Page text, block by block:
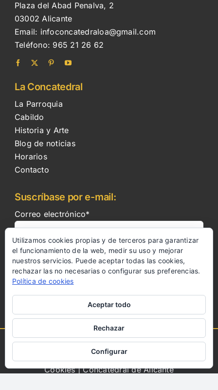
Plaza del Abad Penalva, 2
03002 Alicante
Email: infoconcatedraloa@gmail.com
Teléfono: 965 21 26 62
La Concatedral
La Parroquia
Cabildo
Historia y Arte
Blog de noticias
Horarios
Contacto
Suscríbase por e-mail:
Correo electrónico*
Copyright 2023 | Todos los derechos reservados
Política de Privacidad
Cookies| Concatedral de Alicante
Utilizamos cookies propias y de terceros para garantizar
el funcionamiento de la web, medir su uso y mejorar
nuestros servicios. Puede aceptar todas las cookies,
rechazar las no necesarias o configurar sus preferencias.
Política de cookies
Aceptar todo
Rechazar
Configurar